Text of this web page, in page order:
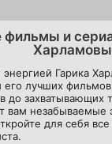
фильмы и
Гарика
его лучших
до захватывающих
вам
для себя все